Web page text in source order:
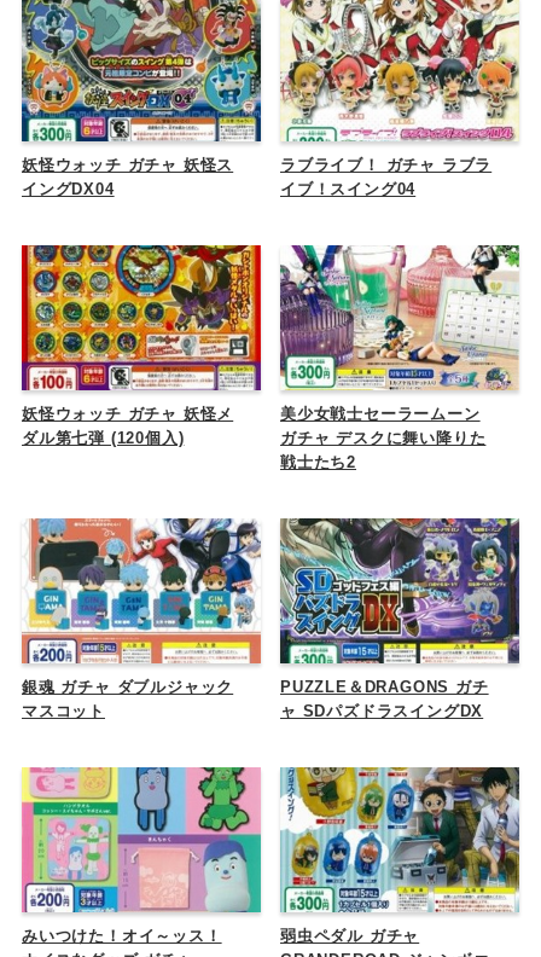
妖怪ウォッチ ガチャ 妖怪ス
イングDX04
ラブライブ！ ガチャ ラブラ
イブ！スイング04
妖怪ウォッチ ガチャ 妖怪メ
ダル第七弾 (120個入)
美少女戦士セーラームーン
ガチャ デスクに舞い降りた
戦士たち2
銀魂 ガチャ ダブルジャック
マスコット
PUZZLE＆DRAGONS ガチ
ャ SDパズドラスイングDX
みいつけた！オイ～ッス！
弱虫ペダル ガチャ